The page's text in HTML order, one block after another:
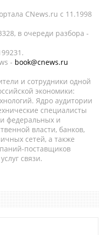
CNews.ru c 11.1998
в очереди разбора -
- book@cnews.ru
и сотрудники одной
экономики:
Ядро аудитории
специалисты
федеральных и
власти, банков,
сетей, а также
поставщиков
связи.